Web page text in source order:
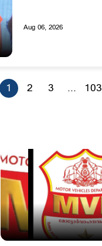
Aug 06, 2026
1 2 3 ... 103